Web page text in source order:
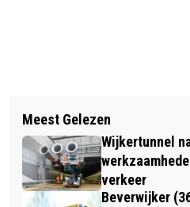
BRAND MAAKT
VOORMALIG
VAN HOOGOVENS
FATS DOMINO EN
IDEALE OPPEPPER
MAANDAG’
Meest Gelezen
Wijkertunnel
verkeer
Beverwijker